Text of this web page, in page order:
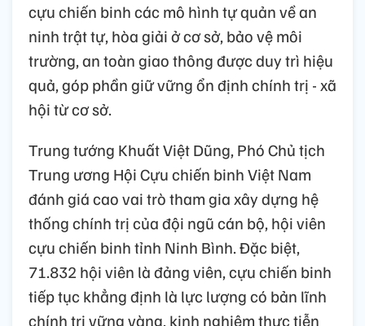
cựu chiến binh các mô hình tự quản về an
ninh trật tự, hòa giải ở cơ sở, bảo vệ môi
trường, an toàn giao thông được duy trì hiệu
quả, góp phần giữ vững ổn định chính trị - xã
hội từ cơ sở.
Trung tướng Khuất Việt Dũng, Phó Chủ tịch
Trung ương Hội Cựu chiến binh Việt Nam
đánh giá cao vai trò tham gia xây dựng hệ
thống chính trị của đội ngũ cán bộ, hội viên
cựu chiến binh tỉnh Ninh Bình. Đặc biệt,
71.832 hội viên là đảng viên, cựu chiến binh
tiếp tục khẳng định là lực lượng có bản lĩnh
chính trị vững vàng, kinh nghiệm thực tiễn